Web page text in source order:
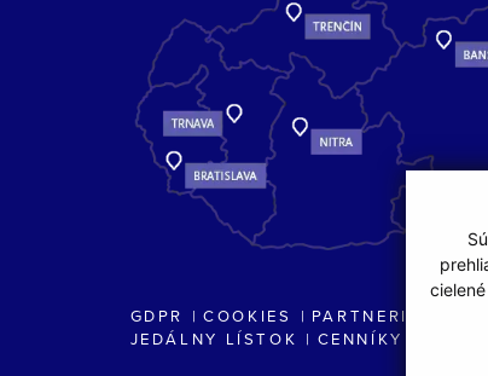
GDPR COOKIES
PARTNERI
JEDÁLNY LÍSTOK
CENNÍKY